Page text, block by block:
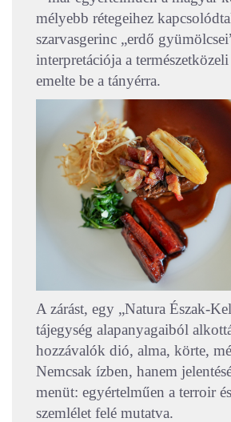
mélyebb rétegeihez
szarvasgerinc „erdő
interpretációja a
emelte be a tányérra.
A zárást, egy „Natura Észak-
tájegység alapanyagaiból
hozzávalók dió, alma, körte,
Nemcsak ízben, hanem
menüt: egyértelműen a terroir
szemlélet felé mutatva.